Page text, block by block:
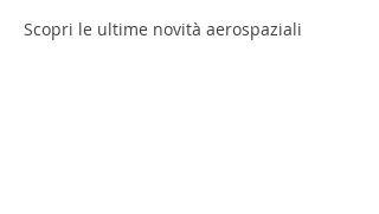
Scopri le ultime novità aerospaziali